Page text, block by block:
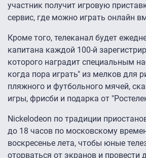
участник получит игровую
сервис, где можно играть онлайн
Кроме того, телеканал будет
капитана каждой 100-й
которого наградит специальным
когда пора играть" из мелков для
пляжного и футбольного мячей,
игры, фрисби и подарка от
Nickelodeon по традиции
до 18 часов по московскому
воскресенье лета, чтобы юные
оторваться от экранов и провести